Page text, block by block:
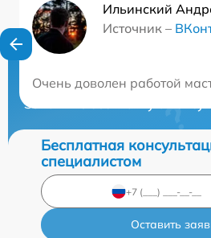
Ильинский
Источник –
Очень доволен работой
Нужна
Закажите бесплатную
Бесплатная
специалистом
Оставить